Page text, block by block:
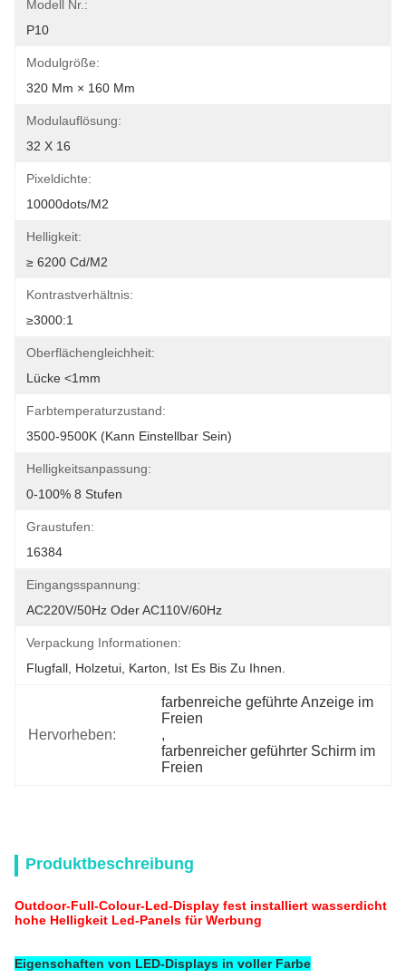
Modell Nr.:
P10
Modulgröße:
320 Mm × 160 Mm
Modulauflösung:
32 X 16
Pixeldichte:
10000dots/m2
Helligkeit:
≥ 6200 Cd/m2
Kontrastverhältnis:
≥3000:1
Oberflächengleichheit:
Lücke <1mm
Farbtemperaturzustand:
3500-9500K (kann Einstellbar Sein)
Helligkeitsanpassung:
0-100% 8 Stufen
Graustufen:
16384
Eingangsspannung:
AC220V/50Hz Oder AC110V/60Hz
Verpackung Informationen:
Flugfall, Holzetui, Karton, Ist Es Bis Zu Ihnen.
Hervorheben:
farbenreiche geführte Anzeige im
Freien
,
farbenreicher geführter Schirm im
Freien
Produktbeschreibung
Outdoor-Full-Colour-Led-Display fest installiert wasserdicht
hohe Helligkeit Led-Panels für Werbung
Eigenschaften von LED-Displays in voller Farbe